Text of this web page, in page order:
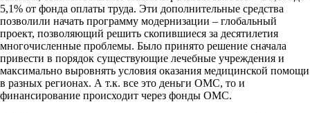
5,1% от фонда оплаты труда. Эти дополнительные средства
позволили начать программу модернизации – глобальный
проект, позволяющий решить скопившиеся за десятилетия
многочисленные проблемы. Было принято решение сначала
привести в порядок существующие лечебные учреждения и
максимально выровнять условия оказания медицинской помощи
в разных регионах. А т.к. все это деньги ОМС, то и
финансирование происходит через фонды ОМС.